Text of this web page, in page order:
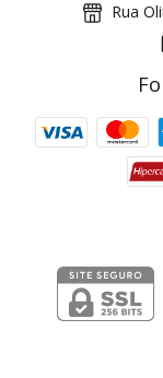
Rua
Cupom 1a
2 pecas